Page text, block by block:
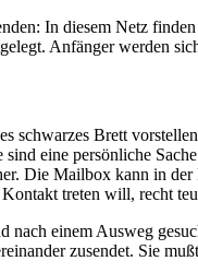
In diesem Netz
Anfänger werden
schwarzes Brett
eine persönliche
Die Mailbox kann in
treten will, recht
nach einem Ausweg
zusendet. Sie